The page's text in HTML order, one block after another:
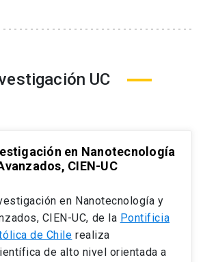
UC
en Nanotecnología
CIEN-UC
en Nanotecnología y
CIEN-UC, de la Pontificia
de Chile realiza
de alto nivel orientada a